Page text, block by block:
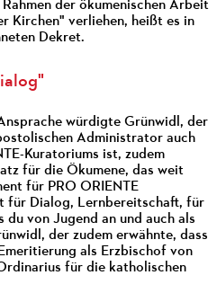
der ökumenischen Arbeit
Kirchen" verliehen, heißt es in
Dekret.
würdigte Grünwidl, der
Administrator auch
Kuratoriums ist, zudem
für die Ökumene, das weit
für PRO ORIENTE
für Dialog, Lernbereitschaft, für
du von Jugend an und auch als
der zudem erwähnte, dass
als Erzbischof von
für die katholischen